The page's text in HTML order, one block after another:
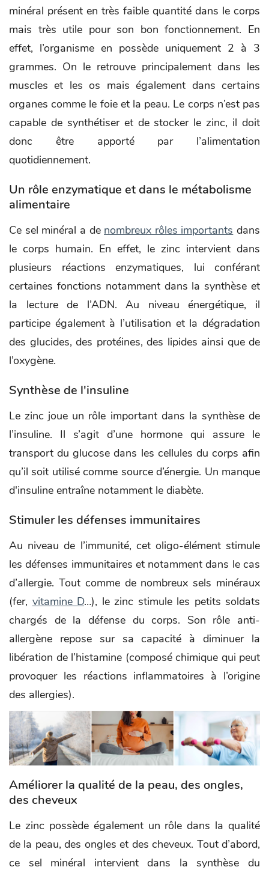
minéral présent en très faible quantité dans le corps
mais très utile pour son bon fonctionnement. En
effet, l’organisme en possède uniquement 2 à 3
grammes. On le retrouve principalement dans les
muscles et les os mais également dans certains
organes comme le foie et la peau. Le corps n’est pas
capable de synthétiser et de stocker le zinc, il doit
donc être apporté par l’alimentation
quotidiennement.
Un rôle enzymatique et dans le métabolisme
alimentaire
Ce sel minéral a de nombreux rôles importants dans
le corps humain. En effet, le zinc intervient dans
plusieurs réactions enzymatiques, lui conférant
certaines fonctions notamment dans la synthèse et
la lecture de l’ADN. Au niveau énergétique, il
participe également à l’utilisation et la dégradation
des glucides, des protéines, des lipides ainsi que de
l’oxygène.
Synthèse de l'insuline
Le zinc joue un rôle important dans la synthèse de
l’insuline. Il s’agit d’une hormone qui assure le
transport du glucose dans les cellules du corps afin
qu’il soit utilisé comme source d’énergie. Un manque
d'insuline entraîne notamment le diabète.
Stimuler les défenses immunitaires
Au niveau de l’immunité, cet oligo-élément stimule
les défenses immunitaires et notamment dans le cas
d’allergie. Tout comme de nombreux sels minéraux
(fer, vitamine D…), le zinc stimule les petits soldats
chargés de la défense du corps. Son rôle anti-
allergène repose sur sa capacité à diminuer la
libération de l’histamine (composé chimique qui peut
provoquer les réactions inflammatoires à l’origine
des allergies).
Améliorer la qualité de la peau, des ongles,
des cheveux
Le zinc possède également un rôle dans la qualité
de la peau, des ongles et des cheveux. Tout d’abord,
ce sel minéral intervient dans la synthèse du